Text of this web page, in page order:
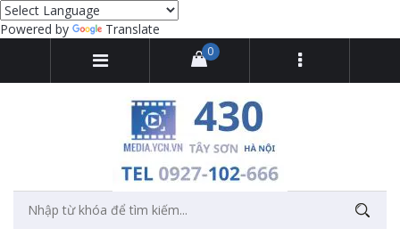
Powered by Translate
0